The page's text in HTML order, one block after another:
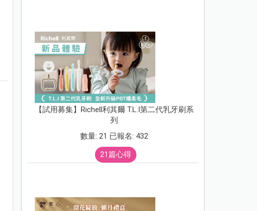
【試用募集】Richell利其爾 T.L.I第二代乳牙刷系
列
數量: 21 已報名: 432
21篇心得